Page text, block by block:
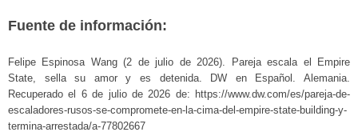
Fuente de información:
Felipe Espinosa Wang (2 de julio de 2026). Pareja escala el Empire
State, sella su amor y es detenida. DW en Español. Alemania.
Recuperado el 6 de julio de 2026 de: https://www.dw.com/es/pareja-de-
escaladores-rusos-se-compromete-en-la-cima-del-empire-state-building-y-
termina-arrestada/a-77802667